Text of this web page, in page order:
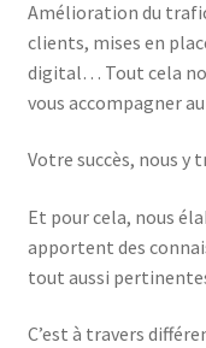
Amélioration du
clients, mises en
digital… Tout cela
vous accompagner
Votre succès, nous y
Et pour cela, nous
apportent des
tout aussi
C’est à travers